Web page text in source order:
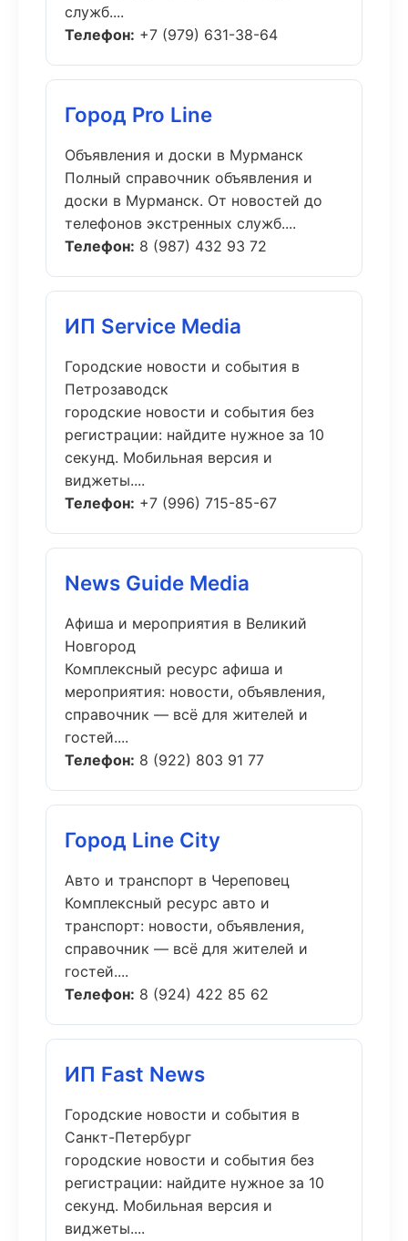
служб....
Телефон: +7 (979) 631-38-64
Город Pro Line
Объявления и доски в Мурманск
Полный справочник объявления и
доски в Мурманск. От новостей до
телефонов экстренных служб....
Телефон: 8 (987) 432 93 72
ИП Service Media
Городские новости и события в
Петрозаводск
городские новости и события без
регистрации: найдите нужное за 10
секунд. Мобильная версия и
виджеты....
Телефон: +7 (996) 715-85-67
News Guide Media
Афиша и мероприятия в Великий
Новгород
Комплексный ресурс афиша и
мероприятия: новости, объявления,
справочник — всё для жителей и
гостей....
Телефон: 8 (922) 803 91 77
Город Line City
Авто и транспорт в Череповец
Комплексный ресурс авто и
транспорт: новости, объявления,
справочник — всё для жителей и
гостей....
Телефон: 8 (924) 422 85 62
ИП Fast News
Городские новости и события в
Санкт-Петербург
городские новости и события без
регистрации: найдите нужное за 10
секунд. Мобильная версия и
виджеты....